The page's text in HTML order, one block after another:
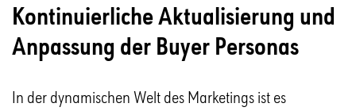
Kontinuierliche Aktualisierung und
Anpassung der Buyer Personas
In der dynamischen Welt des Marketings ist es